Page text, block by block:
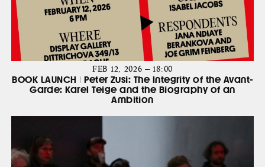
FEB 12, 2026 — 18:00
BOOK LAUNCH | Peter Zusi: The Integrity of the Avant-
Garde: Karel Teige and the Biography of an
Ambition